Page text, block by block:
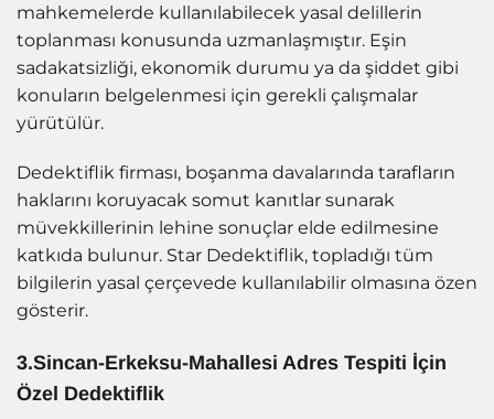
mahkemelerde kullanılabilecek yasal delillerin
toplanması konusunda uzmanlaşmıştır. Eşin
sadakatsizliği, ekonomik durumu ya da şiddet gibi
konuların belgelenmesi için gerekli çalışmalar
yürütülür.
Dedektiflik firması, boşanma davalarında tarafların
haklarını koruyacak somut kanıtlar sunarak
müvekkillerinin lehine sonuçlar elde edilmesine
katkıda bulunur. Star Dedektiflik, topladığı tüm
bilgilerin yasal çerçevede kullanılabilir olmasına özen
gösterir.
3.Sincan-Erkeksu-Mahallesi Adres Tespiti İçin
Özel Dedektiflik